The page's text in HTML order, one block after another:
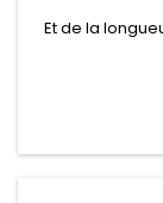
Et de la